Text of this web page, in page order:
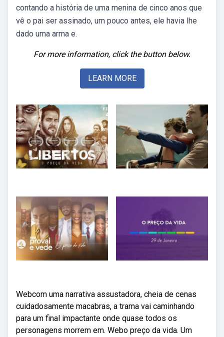
contando a história de uma menina de cinco anos que
vê o pai ser assinado, um pouco antes, ele havia lhe
dado uma arma e.
For more information, click the button below.
LEARN MORE
Webcom uma narrativa assustadora, cheia de cenas
cuidadosamente macabras, a trama vai caminhando
para um final impactante onde quase todos os
personagens morrem em. Webo preço da vida. Um